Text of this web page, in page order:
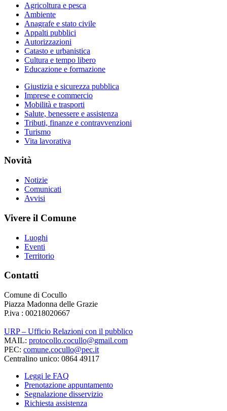
Agricoltura e pesca
Ambiente
Anagrafe e stato civile
Appalti pubblici
Autorizzazioni
Catasto e urbanistica
Cultura e tempo libero
Educazione e formazione
Giustizia e sicurezza pubblica
Imprese e commercio
Mobilità e trasporti
Salute, benessere e assistenza
Tributi, finanze e contravvenzioni
Turismo
Vita lavorativa
Novità
Notizie
Comunicati
Avvisi
Vivere il Comune
Luoghi
Eventi
Territorio
Contatti
Comune di Cocullo
Piazza Madonna delle Grazie
P.iva : 00218020667
URP – Ufficio Relazioni con il pubblico
MAIL: protocollo.cocullo@gmail.com
PEC: comune.cocullo@pec.it
Centralino unico: 0864 49117
Leggi le FAQ
Prenotazione appuntamento
Segnalazione disservizio
Richiesta assistenza